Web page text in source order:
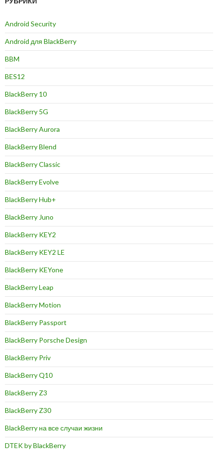
Android Security
Android для BlackBerry
BBM
BES12
BlackBerry 10
BlackBerry 5G
BlackBerry Aurora
BlackBerry Blend
BlackBerry Classic
BlackBerry Evolve
BlackBerry Hub+
BlackBerry Juno
BlackBerry KEY2
BlackBerry KEY2 LE
BlackBerry KEYone
BlackBerry Leap
BlackBerry Motion
BlackBerry Passport
BlackBerry Porsche Design
BlackBerry Priv
BlackBerry Q10
BlackBerry Z3
BlackBerry Z30
BlackBerry на все случаи жизни
DTEK by BlackBerry